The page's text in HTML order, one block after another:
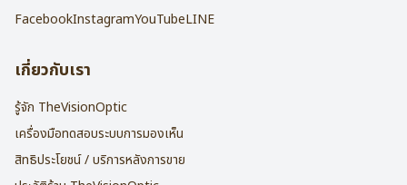
FacebookInstagramYouTubeLINE
เกี่ยวกับเรา
รู้จัก TheVisionOptic
เครื่องมือทดสอบระบบการมองเห็น
สิทธิประโยชน์ / บริการหลังการขาย